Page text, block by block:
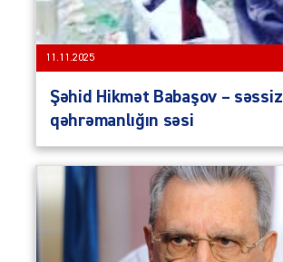
11.11.2025
Şəhid Hikmət Babaşov – səssiz
qəhrəmanlığın səsi